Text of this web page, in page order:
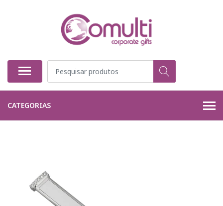
CATEGORIAS